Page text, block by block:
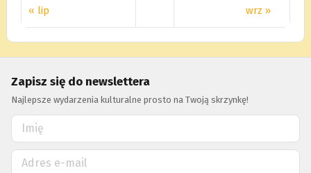
« lip wrz »
Zapisz się do newslettera
Najlepsze wydarzenia kulturalne prosto na Twoją skrzynkę!